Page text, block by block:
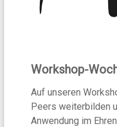
Workshop-
Auf unseren
Peers weiterbilden
Anwendung im